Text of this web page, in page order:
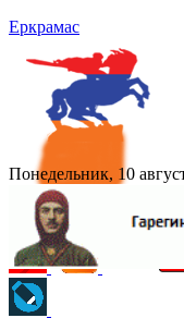
Еркрамас
Понедельник, 10